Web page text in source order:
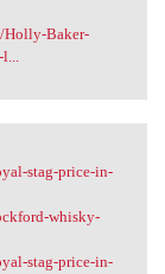
Holly-Baker-
stag-price-in-
whisky-
stag-price-in-